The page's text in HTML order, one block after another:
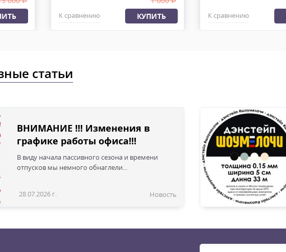
К сравнению КУПИТЬ К сравнению
статьи
ВНИМАНИЕ !!! Изменения в
графике работы офиса!!!
В виду начала пассивного сезона и времени
отпусков мы немного обнаглели...
28.07.2026 г. Новость